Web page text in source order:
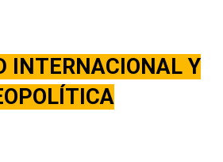
INTERNACIONAL Y